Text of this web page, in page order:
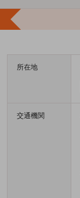
所在地
交通機関